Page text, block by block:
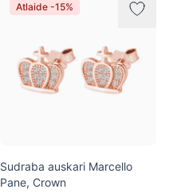
Atlaide -15%
Sudraba auskari Marcello
Pane, Crown